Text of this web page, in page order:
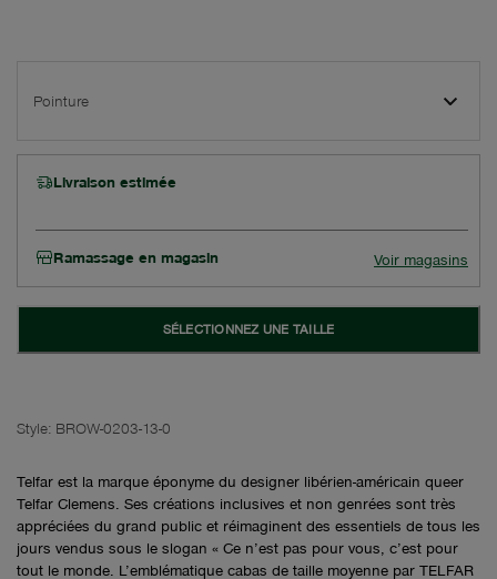
Pointure
Livraison estimée
Ramassage en magasin Voir magasins
SÉLECTIONNEZ UNE TAILLE
Style: BROW-0203-13-0
Telfar est la marque éponyme du designer libérien-américain queer
Telfar Clemens. Ses créations inclusives et non genrées sont très
appréciées du grand public et réimaginent des essentiels de tous les
jours vendus sous le slogan « Ce n’est pas pour vous, c’est pour
tout le monde. L’emblématique cabas de taille moyenne par TELFAR